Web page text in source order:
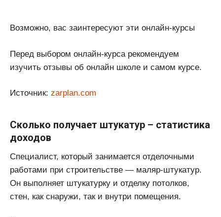
Возможно, вас заинтересуют эти онлайн-курсы
Перед выбором онлайн-курса рекомендуем
изучить отзывы об онлайн школе и самом курсе.
Источник: zarplan.com
Сколько получает штукатур – статистика
доходов
Специалист, который занимается отделочными
работами при строительстве — маляр-штукатур.
Он выполняет штукатурку и отделку потолков,
стен, как снаружи, так и внутри помещения.